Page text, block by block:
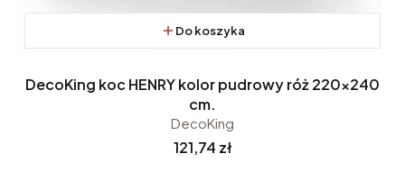
Do koszyka
DecoKing koc HENRY kolor pudrowy róż 220x240
cm.
DecoKing
Cena
121,74 zł